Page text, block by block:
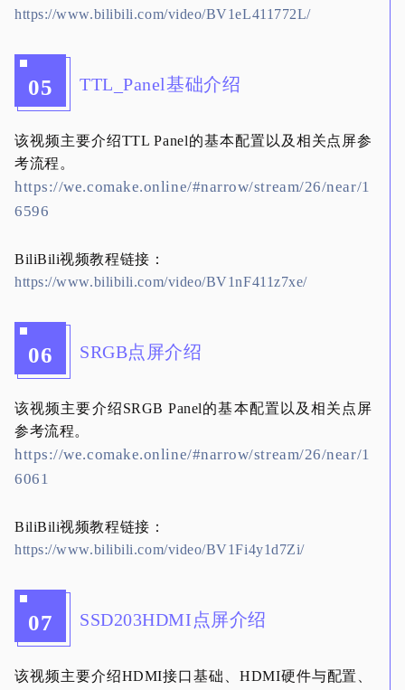
https://www.bilibili.com/video/BV1eL411772L/
05 TTL_Panel基础介绍
该视频主要介绍TTL Panel的基本配置以及相关点屏参
考流程。
https://we.comake.online/#narrow/stream/26/near/1
6596
BiliBili视频教程链接：
https://www.bilibili.com/video/BV1nF411z7xe/
06 SRGB点屏介绍
该视频主要介绍SRGB Panel的基本配置以及相关点屏
参考流程。
https://we.comake.online/#narrow/stream/26/near/1
6061
BiliBili视频教程链接：
https://www.bilibili.com/video/BV1Fi4y1d7Zi/
07 SSD203HDMI点屏介绍
该视频主要介绍HDMI接口基础、HDMI硬件与配置、